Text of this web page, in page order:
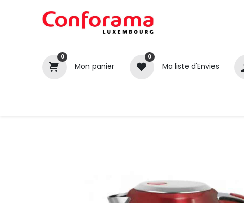
0
Mon panier
0
Ma liste d'Envies